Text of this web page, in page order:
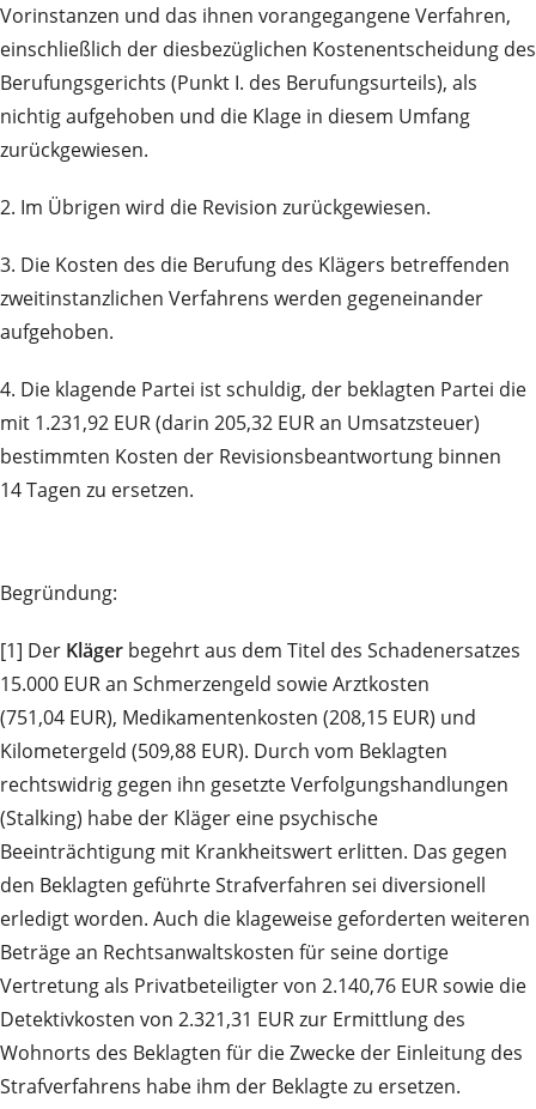
Vorinstanzen und das ihnen vorangegangene Verfahren,
einschließlich der diesbezüglichen Kostenentscheidung des
Berufungsgerichts (Punkt I. des Berufungsurteils), als
nichtig aufgehoben und die Klage in diesem Umfang
zurückgewiesen.
2. Im Übrigen wird die Revision zurückgewiesen.
3. Die Kosten des die Berufung des Klägers betreffenden
zweitinstanzlichen Verfahrens werden gegeneinander
aufgehoben.
4. Die klagende Partei ist schuldig, der beklagten Partei die
mit 1.231,92 EUR (darin 205,32 EUR an Umsatzsteuer)
bestimmten Kosten der Revisionsbeantwortung binnen
14 Tagen zu ersetzen.
Begründung:
[1] Der Kläger begehrt aus dem Titel des Schadenersatzes
15.000 EUR an Schmerzengeld sowie Arztkosten
(751,04 EUR), Medikamentenkosten (208,15 EUR) und
Kilometergeld (509,88 EUR). Durch vom Beklagten
rechtswidrig gegen ihn gesetzte Verfolgungshandlungen
(Stalking) habe der Kläger eine psychische
Beeinträchtigung mit Krankheitswert erlitten. Das gegen
den Beklagten geführte Strafverfahren sei diversionell
erledigt worden. Auch die klageweise geforderten weiteren
Beträge an Rechtsanwaltskosten für seine dortige
Vertretung als Privatbeteiligter von 2.140,76 EUR sowie die
Detektivkosten von 2.321,31 EUR zur Ermittlung des
Wohnorts des Beklagten für die Zwecke der Einleitung des
Strafverfahrens habe ihm der Beklagte zu ersetzen.